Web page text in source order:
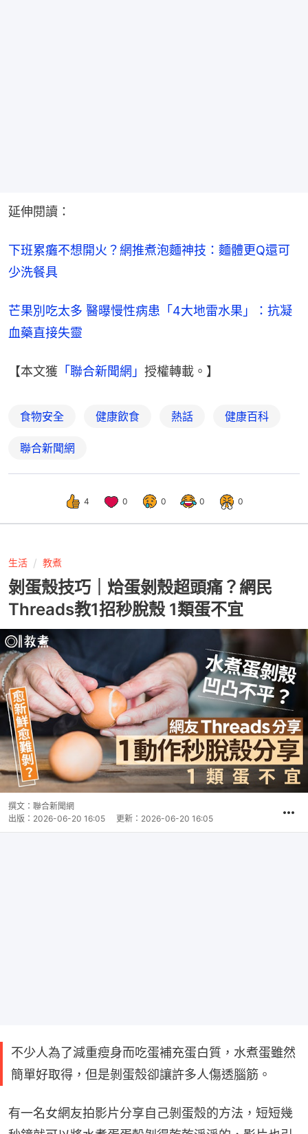
延伸閱讀：
下班累癱不想開火？網推煮泡麵神技：麵體更Q還可
少洗餐具
芒果別吃太多 醫曝慢性病患「4大地雷水果」：抗凝
血藥直接失靈
【本文獲 「聯合新聞網」 授權轉載。】
食物安全 健康飲食 熱話 健康百科
聯合新聞網
4 0 0 0 0
生活 教煮
剝蛋殼技巧｜烚蛋剝殼超頭痛？網民
Threads教1招秒脫殼 1類蛋不宜
撰文： 聯合新聞網
出版： 2026-06-20 16:05 更新： 2026-06-20 16:05
不少人為了減重瘦身而吃蛋補充蛋白質，水煮蛋雖然
簡單好取得，但是剝蛋殼卻讓許多人傷透腦筋。
有一名女網友拍影片分享自己剝蛋殼的方法，短短幾